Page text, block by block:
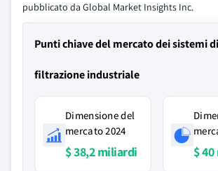
pubblicato da Global Market Insights Inc.
Punti chiave del mercato dei sistemi di
filtrazione industriale
Dimensione del
mercato 2024
$ 38,2 miliardi $